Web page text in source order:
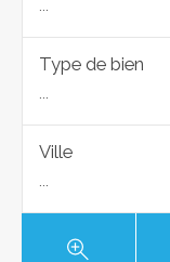
...
Type de bien
...
Ville
...